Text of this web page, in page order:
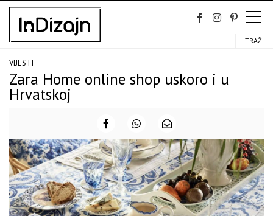
Skip
content
TRAŽI
VIJESTI
Zara Home online shop uskoro i u
Hrvatskoj